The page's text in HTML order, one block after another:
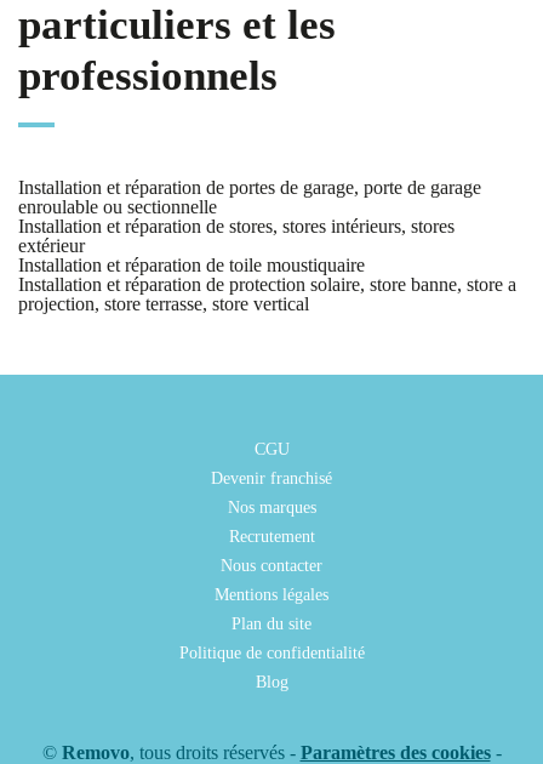
particuliers et les
professionnels
Installation et réparation de portes de garage, porte de garage
enroulable ou sectionnelle
Installation et réparation de stores, stores intérieurs, stores
extérieur
Installation et réparation de toile moustiquaire
Installation et réparation de protection solaire, store banne, store a
projection, store terrasse, store vertical
CGU
Devenir franchisé
Nos marques
Recrutement
Nous contacter
Mentions légales
Plan du site
Politique de confidentialité
Blog
© Removo, tous droits réservés - Paramètres des cookies-